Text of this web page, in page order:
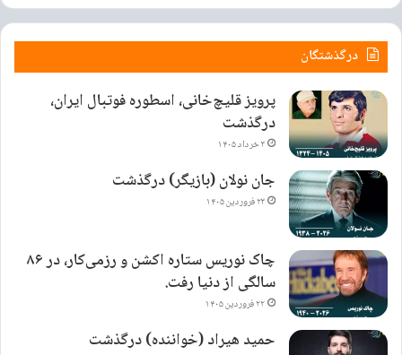
درگذشتگان
پرویز قلیچ‌خانی، اسطوره فوتبال ایران،
درگذشت
۳ خرداد ۱۴۰۵
جان نولان (بازیگر) درگذشت
۲۳ فروردین ۱۴۰۵
چاک نوریس ستاره اکشن و رزمی‌کار، در ۸۶
سالگی از دنیا رفت.
۲۲ فروردین ۱۴۰۵
حمید هیراد (خواننده) درگذشت